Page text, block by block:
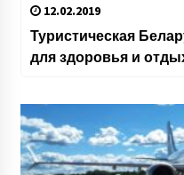
12.02.2019
Туристическая
для здоровья и